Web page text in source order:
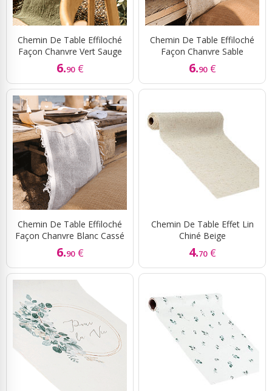
Chemin De Table Effiloché
Façon Chanvre Vert Sauge
6.90 €
Chemin De Table Effiloché
Façon Chanvre Sable
6.90 €
Chemin De Table Effiloché
Façon Chanvre Blanc Cassé
6.90 €
Chemin De Table Effet Lin
Chiné Beige
4.70 €